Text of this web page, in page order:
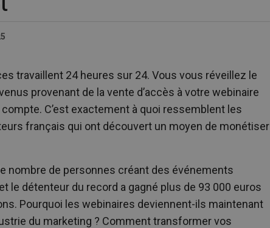
travaillent 24 heures sur 24. Vous vous réveillez le
provenant de la vente d’accès à votre webinaire
C’est exactement à quoi ressemblent les
français qui ont découvert un moyen de monétiser
nombre de personnes créant des événements
le détenteur du record a gagné plus de 93 000 euros
Pourquoi les webinaires deviennent-ils maintenant
du marketing ? Comment transformer vos